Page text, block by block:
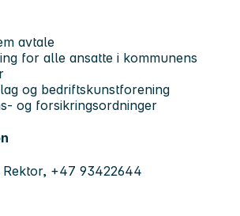
avtale
for alle ansatte i kommunens
og bedriftskunstforening
og forsikringsordninger
+47 93422644